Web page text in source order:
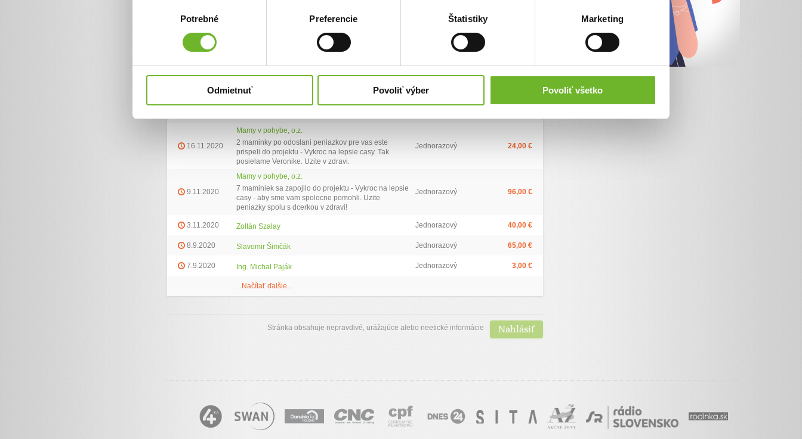
Potrebné Preferencie Štatistiky Marketing
Odmietnuť Povoliť výber Povoliť všetko
4.12.2020 Jednorazový
1.12.2020 Jednorazový z e-aukcie
Dobrý človek
24.11.2020 dobrý človek Jednorazový
16.11.2020
Mamy v pohybe, o.z.
2 maminky po odoslani peniazkov pre vas este
prispeli do projektu - Vykroc na lepsie casy. Tak
posielame Veronike. Uzite v zdravi.
Jednorazový 24,00 €
9.11.2020
Mamy v pohybe, o.z.
7 maminiek sa zapojilo do projektu - Vykroc na lepsie
casy - aby sme vam spolocne pomohli. Uzite
peniazky spolu s dcerkou v zdravi!
Jednorazový 96,00 €
3.11.2020 Zoltán Szalay Jednorazový 40,00 €
8.9.2020 Slavomir Šimčák Jednorazový 65,00 €
7.9.2020 Ing. Michal Paják Jednorazový 3,00 €
...Načítať ďalšie...
Nahlásiť
Stránka obsahuje nepravdivé, urážajúce alebo neetické informácie